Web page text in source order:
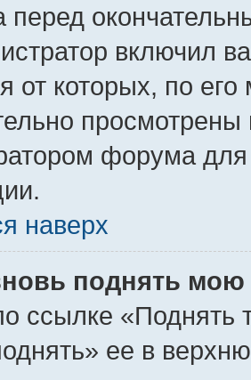
перед
включил
от которых, по
форума
наверх
поднять мою
ссылке «Поднять
ее в